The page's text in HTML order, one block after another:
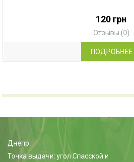
120 грн
Отзывы (0)
ПОДРОБНЕЕ
Днепр
Точка выдачи: угол Спасской и